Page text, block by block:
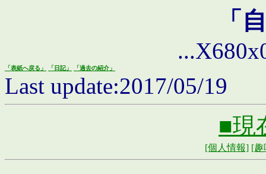
「
「表紙へ戻る」 「日記」 「過去の紹介」
Last update:2017/05/19
■現
[個人情報] [趣